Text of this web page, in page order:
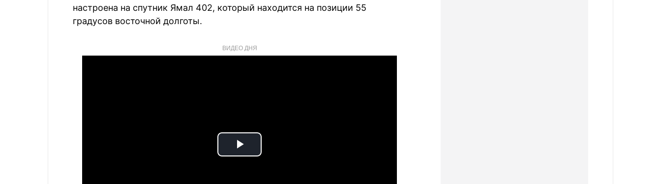
настроена на спутник Ямал 402, который находится на позиции 55
градусов восточной долготы.
ВИДЕО ДНЯ
Play